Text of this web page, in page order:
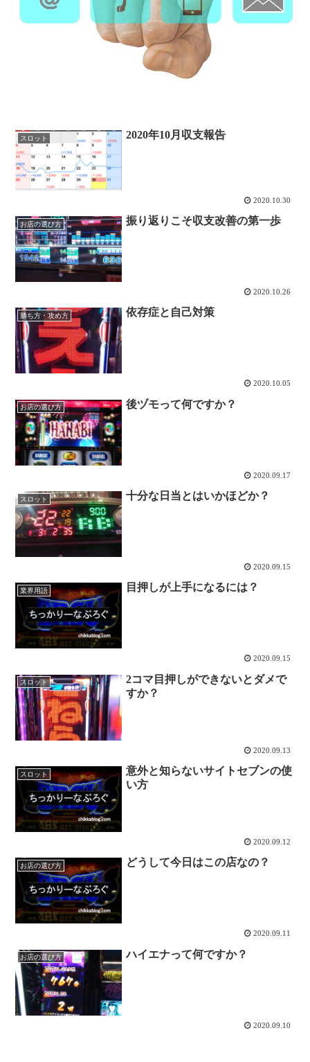
スロット 2020年10月収支報告
2020.10.30
お店の選び方 振り返りこそ収支改善の第一歩
2020.10.26
勝ち方・攻め方 依存症と自己対策
2020.10.05
お店の選び方 後ヅモって何ですか？
2020.09.17
スロット 十分な日当とはいかほどか？
2020.09.15
業界用語 目押しが上手になるには？
2020.09.15
スロット
2コマ目押しができないとダメで
すか？
2020.09.13
スロット
意外と知らないサイトセブンの使
い方
2020.09.12
お店の選び方 どうして今日はこの店なの？
2020.09.11
お店の選び方 ハイエナって何ですか？
2020.09.10